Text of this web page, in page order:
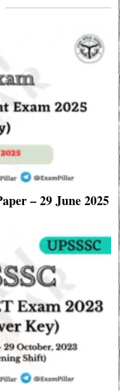
– 29 June 2025